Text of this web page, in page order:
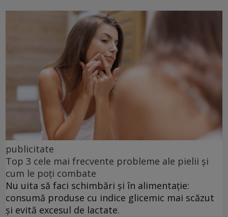
publicitate
Top 3 cele mai frecvente probleme ale pielii și
cum le poți combate
Nu uita să faci schimbări și în alimentație:
consumă produse cu indice glicemic mai scăzut
și evită excesul de lactate.